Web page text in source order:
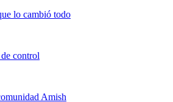
lo cambió todo
control
Amish